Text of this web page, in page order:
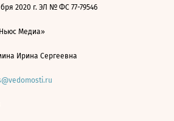
2020 г. ЭЛ № ФС 77-79546
Медиа»
Ирина Сергеевна